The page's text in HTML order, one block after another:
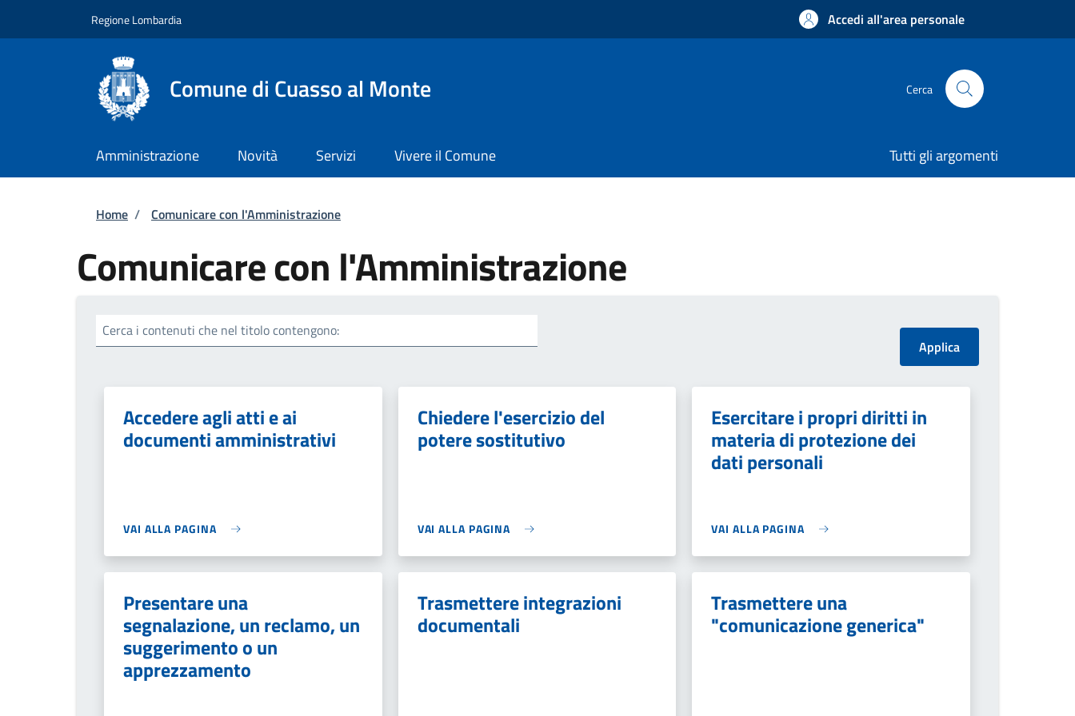
Regione Lombardia Accedi all'area personale
Comune di Cuasso al Monte Cerca
Amministrazione Novità Servizi Vivere il Comune Tutti gli argomenti
Briciole di pane
Home / Comunicare con l'Amministrazione
Comunicare con l'Amministrazione
Cerca i contenuti che nel titolo contengono:
Accedere agli atti e ai
documenti amministrativi
VAI ALLA PAGINA
Chiedere l'esercizio del
potere sostitutivo
VAI ALLA PAGINA
Esercitare i propri diritti in
materia di protezione dei
dati personali
VAI ALLA PAGINA
Presentare una
segnalazione, un reclamo, un
suggerimento o un
apprezzamento
Trasmettere integrazioni
documentali
Trasmettere una
"comunicazione generica"